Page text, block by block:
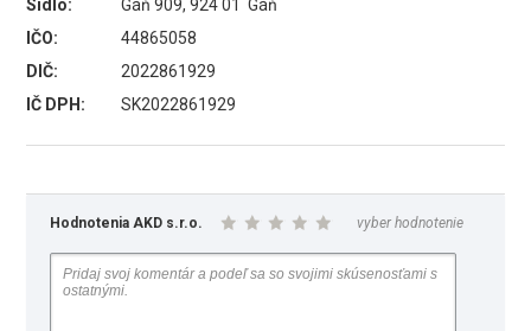
Sídlo:
Gáň 909, 924 01 Gáň
IČO:
44865058
DIČ:
2022861929
IČ DPH:
SK2022861929
Hodnotenia AKD s.r.o. vyber hodnotenie